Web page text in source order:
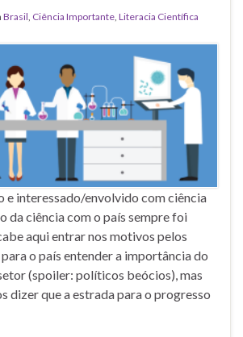
Brasil, Ciência Importante, Literacia Científica
e interessado/envolvido com ciência
da ciência com o país sempre foi
aqui entrar nos motivos pelos
o país entender a importância do
(spoiler: políticos beócios), mas
dizer que a estrada para o progresso